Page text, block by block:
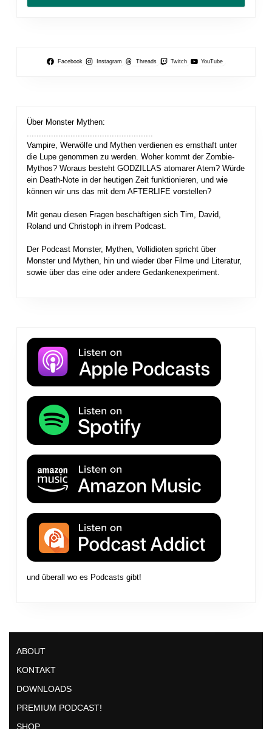
Facebook Instagram Threads Twitch YouTube
Über Monster Mythen:
....................................................
Vampire, Werwölfe und Mythen verdienen es ernsthaft unter
die Lupe genommen zu werden. Woher kommt der Zombie-
Mythos? Woraus besteht GODZILLAS atomarer Atem? Würde
ein Death-Note in der heutigen Zeit funktionieren, und wie
können wir uns das mit dem AFTERLIFE vorstellen?
Mit genau diesen Fragen beschäftigen sich Tim, David,
Roland und Christoph in ihrem Podcast.
Der Podcast Monster, Mythen, Vollidioten spricht über
Monster und Mythen, hin und wieder über Filme und Literatur,
sowie über das eine oder andere Gedankenexperiment.
und überall wo es Podcasts gibt!
ABOUT
KONTAKT
DOWNLOADS
PREMIUM PODCAST!
SHOP